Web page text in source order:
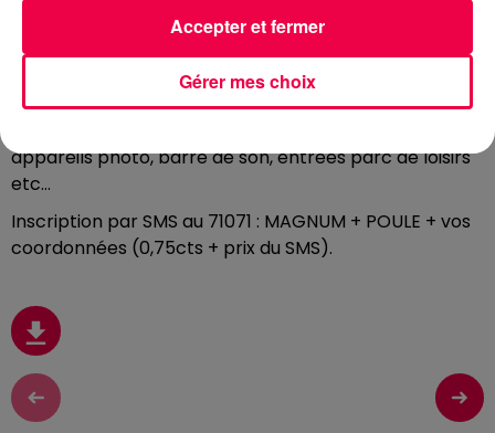
jouant à « Roule ma poule »
Tournez la roue en criant « Roule ma poule »,plus vous
criez fort, plus la roue va tourner. Répondez ensuite
aux défis de Fred pour gagner des cadeaux : AirPods,
appareils photo, barre de son, entrées parc de loisirs
etc…
Inscription par SMS au 71071 : MAGNUM + POULE + vos
coordonnées (0,75cts + prix du SMS).
Gérer mes choix
Accepter et fermer